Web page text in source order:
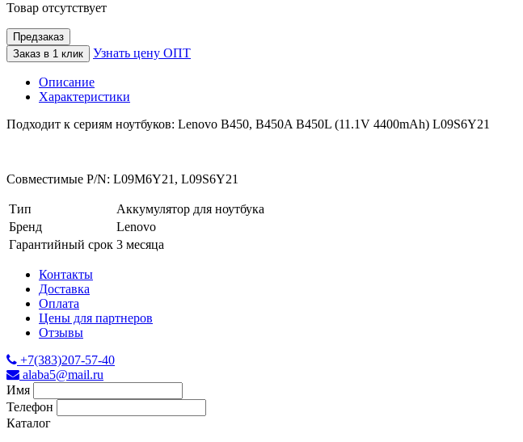
Товар отсутствует
Предзаказ
Заказ в 1 клик
Узнать цену ОПТ
Описание
Характеристики
Подходит к сериям ноутбуков: Lenovo B450, B450A B450L (11.1V 4400mAh) L09S6Y21
Совместимые P/N: L09M6Y21, L09S6Y21
Тип
Аккумулятор для ноутбука
Бренд
Lenovo
Гарантийный срок 3 месяца
Контакты
Доставка
Оплата
Цены для партнеров
Отзывы
+7(383)207-57-40
alaba5@mail.ru
Имя
Телефон
Каталог